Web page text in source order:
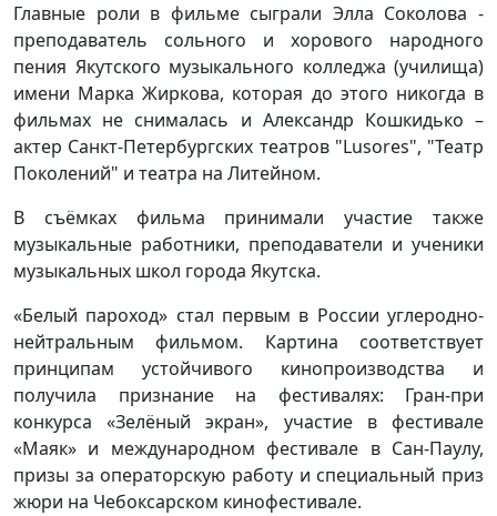
Главные роли в фильме сыграли Элла Соколова -
преподаватель сольного и хорового народного
пения Якутского музыкального колледжа (училища)
имени Марка Жиркова, которая до этого никогда в
фильмах не снималась и Александр Кошкидько –
актер Санкт-Петербургских театров "Lusores", "Театр
Поколений" и театра на Литейном.
В съёмках фильма принимали участие также
музыкальные работники, преподаватели и ученики
музыкальных школ города Якутска.
«Белый пароход» стал первым в России углеродно-
нейтральным фильмом. Картина соответствует
принципам устойчивого кинопроизводства и
получила признание на фестивалях: Гран-при
конкурса «Зелёный экран», участие в фестивале
«Маяк» и международном фестивале в Сан-Паулу,
призы за операторскую работу и специальный приз
жюри на Чебоксарском кинофестивале.